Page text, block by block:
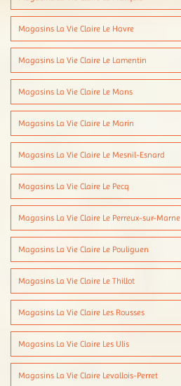
Magasins La Vie Claire Le Havre
Magasins La Vie Claire Le Lamentin
Magasins La Vie Claire Le Mans
Magasins La Vie Claire Le Marin
Magasins La Vie Claire Le Mesnil-Esnard
Magasins La Vie Claire Le Pecq
Magasins La Vie Claire Le Perreux-sur-Marne
Magasins La Vie Claire Le Pouliguen
Magasins La Vie Claire Le Thillot
Magasins La Vie Claire Les Rousses
Magasins La Vie Claire Les Ulis
Magasins La Vie Claire Levallois-Perret